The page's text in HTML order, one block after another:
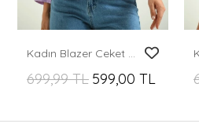
Kadın Blazer Ceket Bel Boy Vatkalı Tek Düğmeli Blazer Lila - T026
699,99 TL 599,00 TL